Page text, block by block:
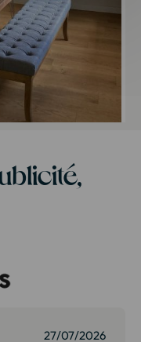
27/07/2026